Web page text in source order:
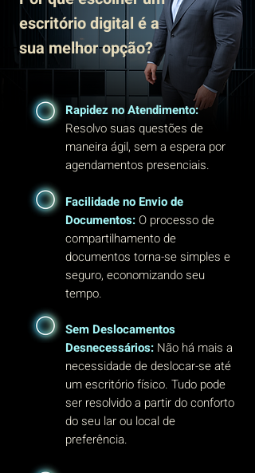
escritório digital é a
sua melhor opção?
Rapidez no Atendimento:
Resolvo suas questões de
maneira ágil, sem a espera por
agendamentos presenciais.
Facilidade no Envio de
Documentos: O processo de
compartilhamento de
documentos torna-se simples e
seguro, economizando seu
tempo.
Sem Deslocamentos
Desnecessários: Não há mais a
necessidade de deslocar-se até
um escritório físico. Tudo pode
ser resolvido a partir do conforto
do seu lar ou local de
preferência.